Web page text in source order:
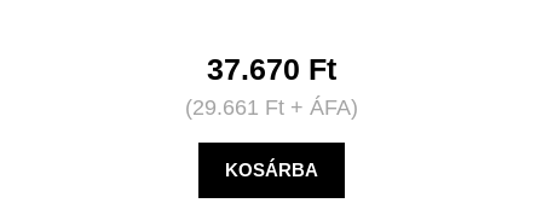
37.670 Ft
(29.661 Ft+ ÁFA)
KOSÁRBA